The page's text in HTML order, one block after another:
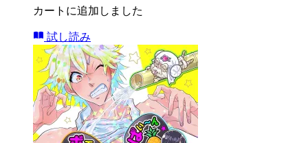
カートに追加しました
試し読み